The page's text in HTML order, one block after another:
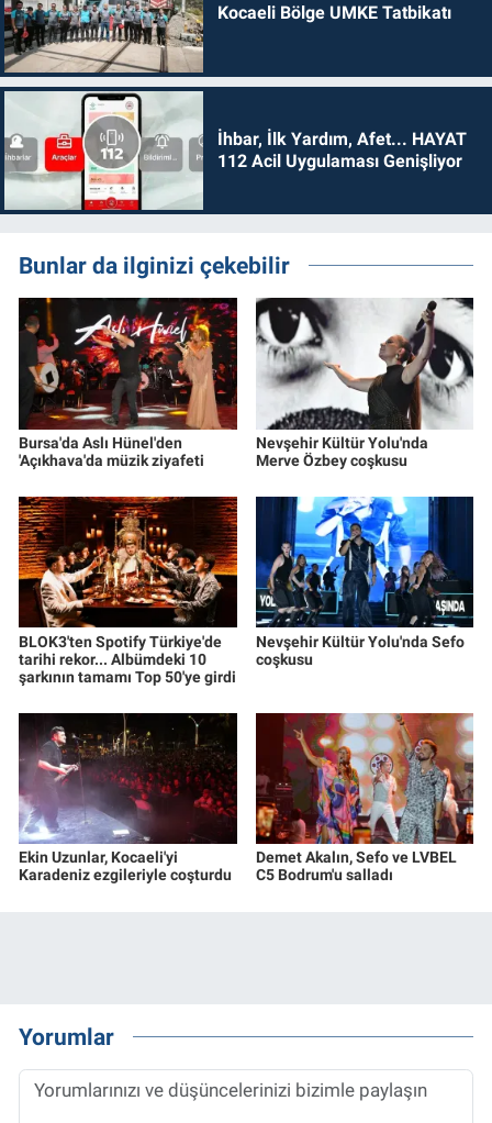
Kocaeli Bölge UMKE Tatbikatı
İhbar, İlk Yardım, Afet... HAYAT
112 Acil Uygulaması Genişliyor
Bunlar da ilginizi çekebilir
Bursa'da Aslı Hünel'den
'Açıkhava'da müzik ziyafeti
Nevşehir Kültür Yolu'nda
Merve Özbey coşkusu
BLOK3'ten Spotify Türkiye'de
tarihi rekor... Albümdeki 10
şarkının tamamı Top 50'ye girdi
Nevşehir Kültür Yolu'nda Sefo
coşkusu
Ekin Uzunlar, Kocaeli'yi
Karadeniz ezgileriyle coşturdu
Demet Akalın, Sefo ve LVBEL
C5 Bodrum'u salladı
Yorumlar